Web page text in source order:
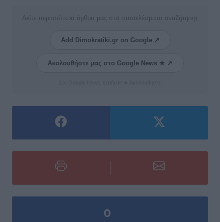
Δείτε περισσότερα άρθρα μας στα αποτελέσματα αναζήτησης
Add Dimokratiki.gr on Google ↗
Ακολουθήστε μας στο Google News ★ ↗
0